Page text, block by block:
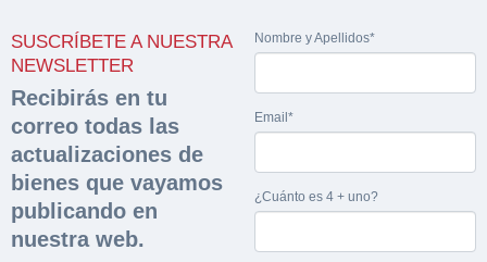
SUSCRÍBETE A NUESTRA
NEWSLETTER
Recibirás en tu
correo todas las
actualizaciones de
bienes que vayamos
publicando en
nuestra web.
Nombre y Apellidos*
Email*
¿Cuánto es 4 + uno?
documentación
sobre la peritación
Rellene este formulario y recibirá en su email el
enlace para descargar la documentación
Nombre y Apellidos*
Hacer Oferta
Razón social*
Teléfono*
Nombre y Apellidos*
Sobre Merfinsa
Venta de bienes muebles
Vehículos